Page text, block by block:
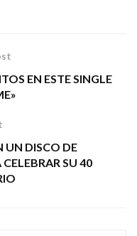
EN ESTE SINGLE
UN DISCO DE
SU 40